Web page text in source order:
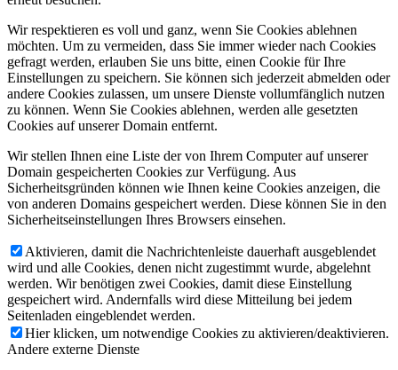
Wir respektieren es voll und ganz, wenn Sie Cookies ablehnen
möchten. Um zu vermeiden, dass Sie immer wieder nach Cookies
gefragt werden, erlauben Sie uns bitte, einen Cookie für Ihre
Einstellungen zu speichern. Sie können sich jederzeit abmelden oder
andere Cookies zulassen, um unsere Dienste vollumfänglich nutzen
zu können. Wenn Sie Cookies ablehnen, werden alle gesetzten
Cookies auf unserer Domain entfernt.
Wir stellen Ihnen eine Liste der von Ihrem Computer auf unserer
Domain gespeicherten Cookies zur Verfügung. Aus
Sicherheitsgründen können wie Ihnen keine Cookies anzeigen, die
von anderen Domains gespeichert werden. Diese können Sie in den
Sicherheitseinstellungen Ihres Browsers einsehen.
Aktivieren, damit die Nachrichtenleiste dauerhaft ausgeblendet
wird und alle Cookies, denen nicht zugestimmt wurde, abgelehnt
werden. Wir benötigen zwei Cookies, damit diese Einstellung
gespeichert wird. Andernfalls wird diese Mitteilung bei jedem
Seitenladen eingeblendet werden.
Hier klicken, um notwendige Cookies zu aktivieren/deaktivieren.
Andere externe Dienste